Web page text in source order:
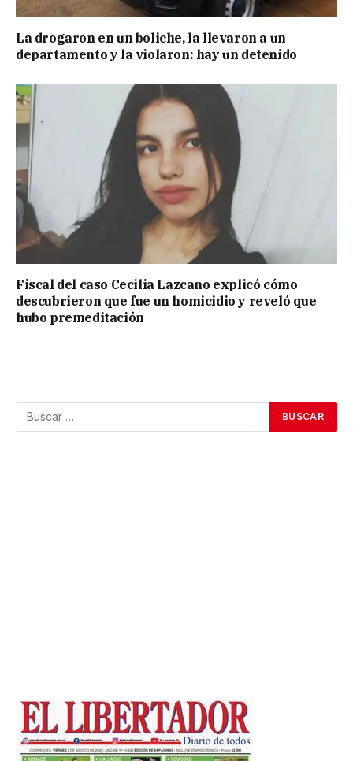
La drogaron en un boliche, la llevaron a un
departamento y la violaron: hay un detenido
Fiscal del caso Cecilia Lazcano explicó cómo
descubrieron que fue un homicidio y reveló que
hubo premeditación